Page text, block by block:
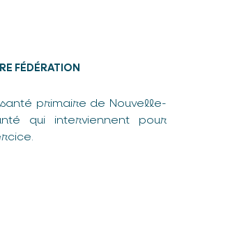
FÉDÉRATION
primaire de Nouvelle-
qui interviennent pour